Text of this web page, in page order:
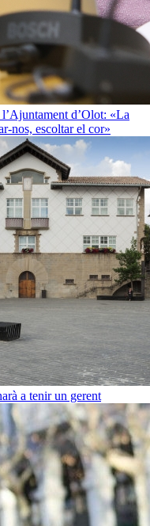
d’Olot: «La
nos, escoltar el cor»
a tenir un gerent